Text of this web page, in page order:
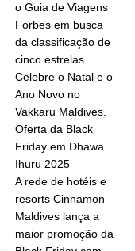
o Guia de Viagens
Forbes em busca
da classificação de
cinco estrelas.
Celebre o Natal e o
Ano Novo no
Vakkaru Maldives.
Oferta da Black
Friday em Dhawa
Ihuru 2025
A rede de hotéis e
resorts Cinnamon
Maldives lança a
maior promoção da